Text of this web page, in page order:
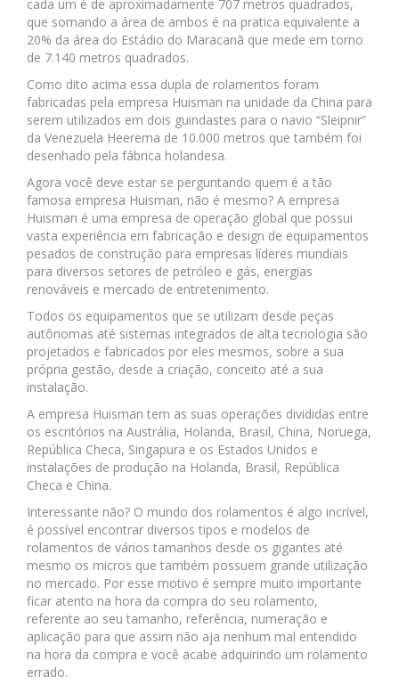
cada um é de aproximadamente 707 metros quadrados,
que somando a área de ambos é na pratica equivalente a
20% da área do Estádio do Maracanã que mede em torno
de 7.140 metros quadrados.
Como dito acima essa dupla de rolamentos foram
fabricadas pela empresa Huisman na unidade da China para
serem utilizados em dois guindastes para o navio “Sleipnir”
da Venezuela Heerema de 10.000 metros que também foi
desenhado pela fábrica holandesa.
Agora você deve estar se perguntando quem é a tão
famosa empresa Huisman, não é mesmo? A empresa
Huisman é uma empresa de operação global que possui
vasta experiência em fabricação e design de equipamentos
pesados de construção para empresas líderes mundiais
para diversos setores de petróleo e gás, energias
renováveis e mercado de entretenimento.
Todos os equipamentos que se utilizam desde peças
autônomas até sistemas integrados de alta tecnologia são
projetados e fabricados por eles mesmos, sobre a sua
própria gestão, desde a criação, conceito até a sua
instalação.
A empresa Huisman tem as suas operações divididas entre
os escritórios na Austrália, Holanda, Brasil, China, Noruega,
República Checa, Singapura e os Estados Unidos e
instalações de produção na Holanda, Brasil, República
Checa e China.
Interessante não? O mundo dos rolamentos é algo incrível,
é possível encontrar diversos tipos e modelos de
rolamentos de vários tamanhos desde os gigantes até
mesmo os micros que também possuem grande utilização
no mercado. Por esse motivo é sempre muito importante
ficar atento na hora da compra do seu rolamento,
referente ao seu tamanho, referência, numeração e
aplicação para que assim não aja nenhum mal entendido
na hora da compra e você acabe adquirindo um rolamento
errado.